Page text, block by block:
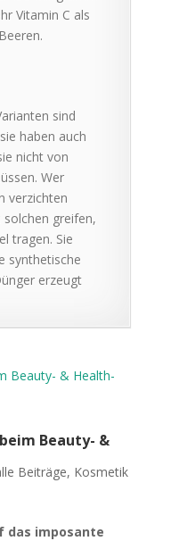
Vitamin C als
sind
haben auch
nicht von
Wer
verzichten
greifen,
tragen. Sie
synthetische
erzeugt
Beauty- &
Beiträge, Kosmetik
das imposante